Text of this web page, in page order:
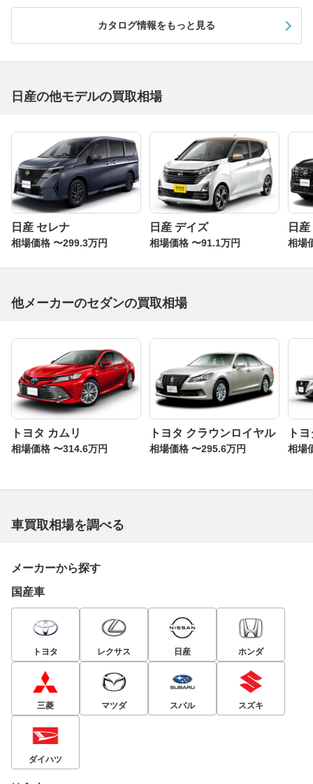
カタログ情報をもっと見る
日産の他モデルの買取相場
日産 セレナ
相場価格 〜299.3万円
日産 デイズ
相場価格 〜91.1万円
日
相場
他メーカーのセダンの買取相場
トヨタ カムリ
相場価格 〜314.6万円
トヨタ クラウンロイヤル
相場価格 〜295.6万円
ト
相場
車買取相場を調べる
メーカーから探す
国産車
トヨタ レクサス 日産 ホンダ
三菱 マツダ スバル スズキ
ダイハツ